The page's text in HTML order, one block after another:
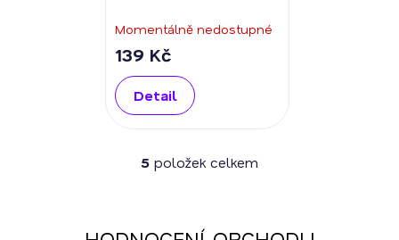
Momentálně nedostupné
139 Kč
Detail
O
á
5 položek celkem